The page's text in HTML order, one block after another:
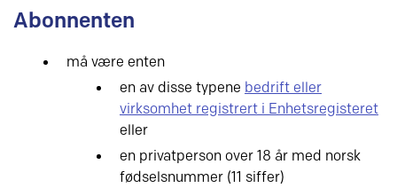
Abonnenten
må være enten
en av disse typene bedrift eller
virksomhet registrert i Enhetsregisteret
eller
en privatperson over 18 år med norsk
fødselsnummer (11 siffer)